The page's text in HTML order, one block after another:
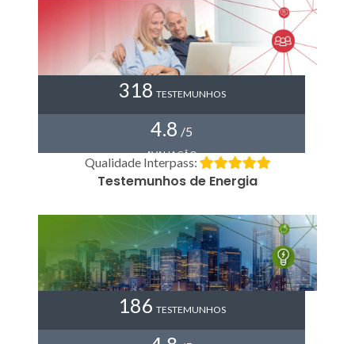
318 TESTEMUNHOS
4.8 /5
AVALIAÇÃO
Qualidade Interpass:
Testemunhos de Energia
186 TESTEMUNHOS